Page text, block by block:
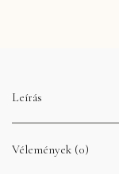
Leírás
Vélemények (0)